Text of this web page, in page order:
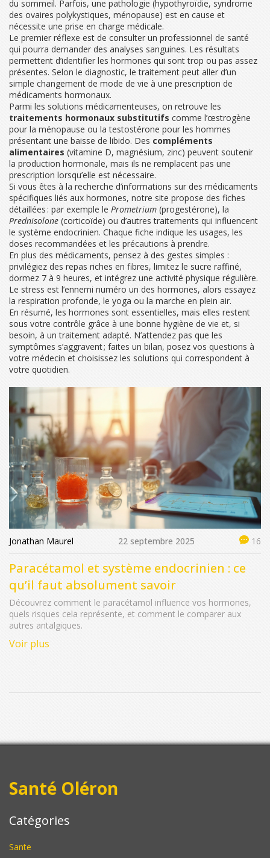
du sommeil. Parfois, une pathologie (hypothyroïdie, syndrome
des ovaires polykystiques, ménopause) est en cause et
nécessite une prise en charge médicale.
Le premier réflexe est de consulter un professionnel de santé
qui pourra demander des analyses sanguines. Les résultats
permettent d’identifier les hormones qui sont trop ou pas assez
présentes. Selon le diagnostic, le traitement peut aller d’un
simple changement de mode de vie à une prescription de
médicaments hormonaux.
Parmi les solutions médicamenteuses, on retrouve les
traitements hormonaux substitutifs comme l’œstrogène
pour la ménopause ou la testostérone pour les hommes
présentant une baisse de libido. Des compléments
alimentaires (vitamine D, magnésium, zinc) peuvent soutenir
la production hormonale, mais ils ne remplacent pas une
prescription lorsqu’elle est nécessaire.
Si vous êtes à la recherche d’informations sur des médicaments
spécifiques liés aux hormones, notre site propose des fiches
détaillées : par exemple le Prometrium (progestérone), la
Prednisolone (corticoïde) ou d’autres traitements qui influencent
le système endocrinien. Chaque fiche indique les usages, les
doses recommandées et les précautions à prendre.
En plus des médicaments, pensez à des gestes simples :
privilégiez des repas riches en fibres, limitez le sucre raffiné,
dormez 7 à 9 heures, et intégrez une activité physique régulière.
Le stress est l’ennemi numéro un des hormones, alors essayez
la respiration profonde, le yoga ou la marche en plein air.
En résumé, les hormones sont essentielles, mais elles restent
sous votre contrôle grâce à une bonne hygiène de vie et, si
besoin, à un traitement adapté. N’attendez pas que les
symptômes s’aggravent ; faites un bilan, posez vos questions à
votre médecin et choisissez les solutions qui correspondent à
votre quotidien.
Jonathan Maurel 22 septembre 2025 16
Paracétamol et système endocrinien : ce
qu’il faut absolument savoir
Découvrez comment le paracétamol influence vos hormones,
quels risques cela représente, et comment le comparer aux
autres antalgiques.
Voir plus
Santé Oléron
Catégories
Sante